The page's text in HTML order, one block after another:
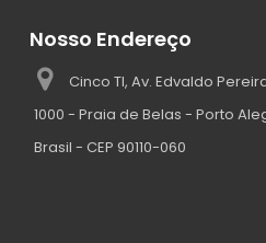
Nosso Endereço
Cinco TI, Av. Edvaldo
1000 - Praia de Belas - Porto
Brasil - CEP 90110-060